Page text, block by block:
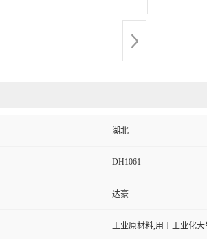
湖北
DH1061
达豪
工业原材料,用于工业化大